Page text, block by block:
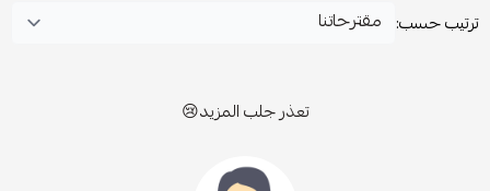
حسب:
تعذر جلب المزيد😢